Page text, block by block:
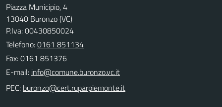
Piazza Municipio, 4
13040 Buronzo (VC)
P.Iva: 00430850024
Telefono:0161 851134
Fax: 0161 851376
E-mail:
PEC: